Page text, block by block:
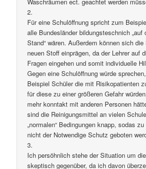
2.
Für eine Schulöffnung spricht zum
alle Bundesländer bildungsteschnich „auf
Stand“ wären. Außerdem können sich
neuen Stoff einprägen, da der Lehrer auf
Fragen eingehen und somit individuelle
Gegen eine Schulöffnung würde
Beispiel Schüler die mit Risikopatienten
für diese zu einer größeren Gefahr
mehr konntakt mit anderen Personen
sind die Reinigungsmittel an vielen
„normalen“ Bedingungen knapp, sodas
nicht der Notwendige Schutz geboten
3.
Ich persöhnlich stehe der Situation um
skeptisch gegenüber, da ich davon